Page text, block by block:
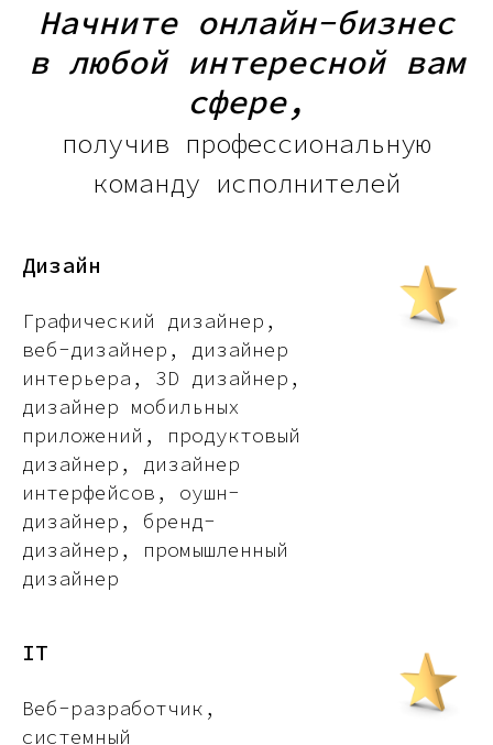
Начните онлайн-бизнес
в любой интересной вам
сфере,
получив профессиональную
команду исполнителей
Дизайн
Графический дизайнер,
веб-дизайнер, дизайнер
интерьера, 3D дизайнер,
дизайнер мобильных
приложений, продуктовый
дизайнер, дизайнер
интерфейсов, оушн-
дизайнер, бренд-
дизайнер, промышленный
дизайнер
IT
Веб-разработчик,
системный